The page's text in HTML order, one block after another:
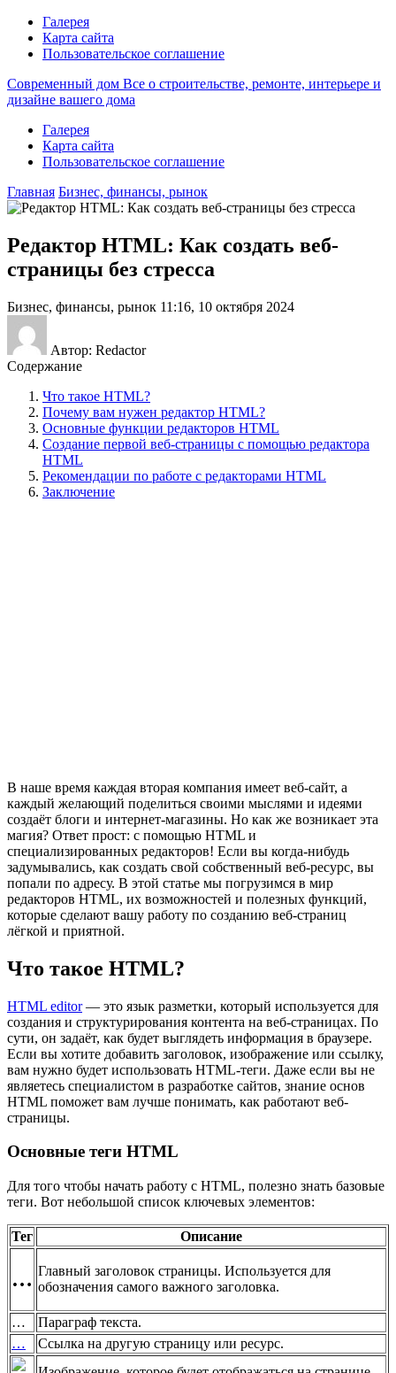
Галерея
Карта сайта
Пользовательское соглашение
Современный дом Все о строительстве, ремонте, интерьере и
дизайне вашего дома
Галерея
Карта сайта
Пользовательское соглашение
Главная Бизнес, финансы, рынок
Редактор HTML: Как создать веб-
страницы без стресса
Бизнес, финансы, рынок 11:16, 10 октября 2024
Автор: Redactor
Содержание
Что такое HTML?
Почему вам нужен редактор HTML?
Основные функции редакторов HTML
Создание первой веб-страницы с помощью редактора
HTML
Рекомендации по работе с редакторами HTML
Заключение
В наше время каждая вторая компания имеет веб-сайт, а
каждый желающий поделиться своими мыслями и идеями
создаёт блоги и интернет-магазины. Но как же возникает эта
магия? Ответ прост: с помощью HTML и
специализированных редакторов! Если вы когда-нибудь
задумывались, как создать свой собственный веб-ресурс, вы
попали по адресу. В этой статье мы погрузимся в мир
редакторов HTML, их возможностей и полезных функций,
которые сделают вашу работу по созданию веб-страниц
лёгкой и приятной.
Что такое HTML?
HTML editor— это язык разметки, который используется для
создания и структурирования контента на веб-страницах. По
сути, он задаёт, как будет выглядеть информация в браузере.
Если вы хотите добавить заголовок, изображение или ссылку,
вам нужно будет использовать HTML-теги. Даже если вы не
являетесь специалистом в разработке сайтов, знание основ
HTML поможет вам лучше понимать, как работают веб-
страницы.
Основные теги HTML
Для того чтобы начать работу с HTML, полезно знать базовые
теги. Вот небольшой список ключевых элементов:
Тег Описание
… Главный заголовок страницы. Используется для
обозначения самого важного заголовка.
…
Параграф текста.
…
Ссылка на другую страницу или ресурс.